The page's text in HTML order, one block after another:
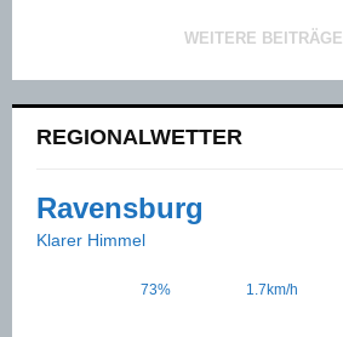
WEITERE BEITRÄGE
REGIONALWETTER
Ravensburg
Klarer Himmel
73% 1.7km/h